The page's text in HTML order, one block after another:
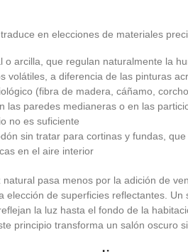
en elecciones de materiales
o arcilla, que regulan naturalmente la
volátiles, a diferencia de las pinturas
(fibra de madera, cáñamo,
las paredes medianeras o en las
no es suficiente
sin tratar para cortinas y fundas,
en el aire interior
pasa menos por la adición de
elección de superficies reflectantes. Un
la luz hasta el fondo de la
principio transforma un salón oscuro